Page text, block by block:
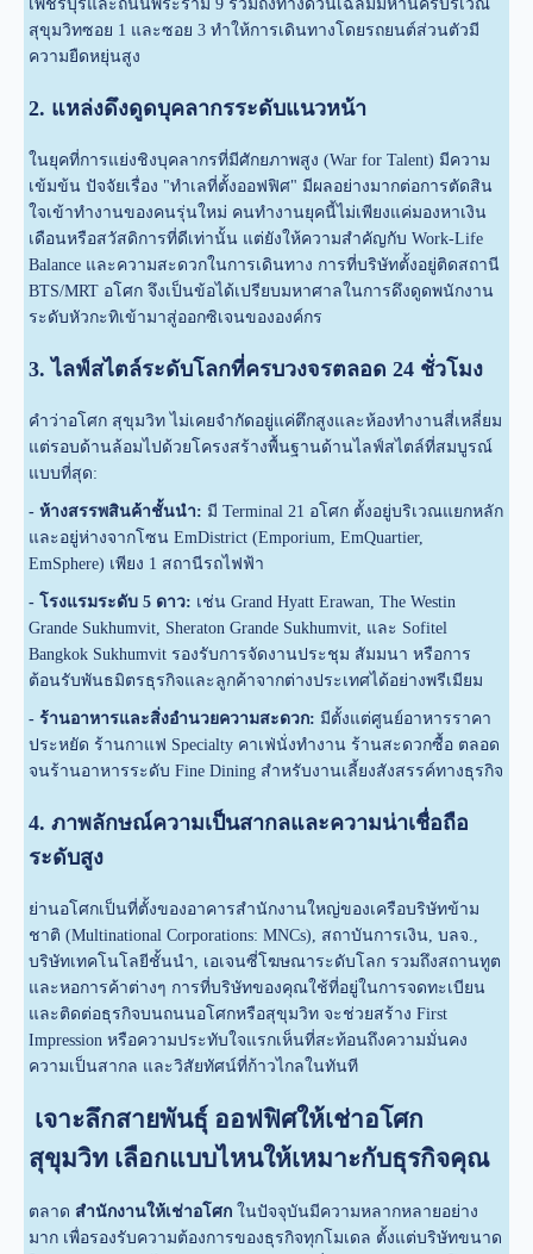
เพชรบุรีและถนนพระราม 9 รวมถึงทางด่วนเฉลิมมหานครบริเวณ
สุขุมวิทซอย 1 และซอย 3 ทำให้การเดินทางโดยรถยนต์ส่วนตัวมี
ความยืดหยุ่นสูง
2. แหล่งดึงดูดบุคลากรระดับแนวหน้า
ในยุคที่การแย่งชิงบุคลากรที่มีศักยภาพสูง (War for Talent) มีความ
เข้มข้น ปัจจัยเรื่อง "ทำเลที่ตั้งออฟฟิศ" มีผลอย่างมากต่อการตัดสิน
ใจเข้าทำงานของคนรุ่นใหม่ คนทำงานยุคนี้ไม่เพียงแค่มองหาเงิน
เดือนหรือสวัสดิการที่ดีเท่านั้น แต่ยังให้ความสำคัญกับ Work-Life
Balance และความสะดวกในการเดินทาง การที่บริษัทตั้งอยู่ติดสถานี
BTS/MRT อโศก จึงเป็นข้อได้เปรียบมหาศาลในการดึงดูดพนักงาน
ระดับหัวกะทิเข้ามาสู่ออกซิเจนขององค์กร
3. ไลฟ์สไตล์ระดับโลกที่ครบวงจรตลอด 24 ชั่วโมง
คำว่าอโศก สุขุมวิท ไม่เคยจำกัดอยู่แค่ตึกสูงและห้องทำงานสี่เหลี่ยม
แต่รอบด้านล้อมไปด้วยโครงสร้างพื้นฐานด้านไลฟ์สไตล์ที่สมบูรณ์
แบบที่สุด:
- ห้างสรรพสินค้าชั้นนำ: มี Terminal 21 อโศก ตั้งอยู่บริเวณแยกหลัก
และอยู่ห่างจากโซน EmDistrict (Emporium, EmQuartier,
EmSphere) เพียง 1 สถานีรถไฟฟ้า
- โรงแรมระดับ 5 ดาว: เช่น Grand Hyatt Erawan, The Westin
Grande Sukhumvit, Sheraton Grande Sukhumvit, และ Sofitel
Bangkok Sukhumvit รองรับการจัดงานประชุม สัมมนา หรือการ
ต้อนรับพันธมิตรธุรกิจและลูกค้าจากต่างประเทศได้อย่างพรีเมียม
- ร้านอาหารและสิ่งอำนวยความสะดวก: มีตั้งแต่ศูนย์อาหารราคา
ประหยัด ร้านกาแฟ Specialty คาเฟ่นั่งทำงาน ร้านสะดวกซื้อ ตลอด
จนร้านอาหารระดับ Fine Dining สำหรับงานเลี้ยงสังสรรค์ทางธุรกิจ
4. ภาพลักษณ์ความเป็นสากลและความน่าเชื่อถือ
ระดับสูง
ย่านอโศกเป็นที่ตั้งของอาคารสำนักงานใหญ่ของเครือบริษัทข้าม
ชาติ (Multinational Corporations: MNCs), สถาบันการเงิน, บลจ.,
บริษัทเทคโนโลยีชั้นนำ, เอเจนซี่โฆษณาระดับโลก รวมถึงสถานทูต
และหอการค้าต่างๆ การที่บริษัทของคุณใช้ที่อยู่ในการจดทะเบียน
และติดต่อธุรกิจบนถนนอโศกหรือสุขุมวิท จะช่วยสร้าง First
Impression หรือความประทับใจแรกเห็นที่สะท้อนถึงความมั่นคง
ความเป็นสากล และวิสัยทัศน์ที่ก้าวไกลในทันที
เจาะลึกสายพันธุ์ ออฟฟิศให้เช่าอโศก
สุขุมวิท เลือกแบบไหนให้เหมาะกับธุรกิจคุณ
ตลาด สำนักงานให้เช่าอโศก ในปัจจุบันมีความหลากหลายอย่าง
มาก เพื่อรองรับความต้องการของธุรกิจทุกโมเดล ตั้งแต่บริษัทขนาด